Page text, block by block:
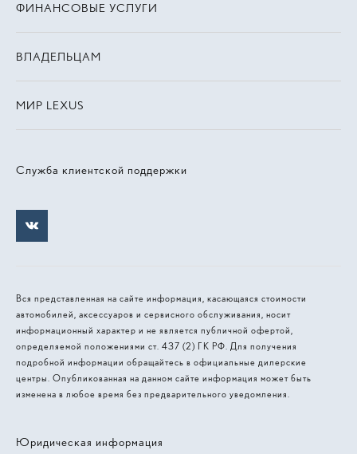
Служба клиентской поддержки
ФИНАНСОВЫЕ УСЛУГИ
ВЛАДЕЛЬЦАМ
МИР LEXUS
Вся представленная на сайте информация, касающаяся стоимости
автомобилей, аксессуаров и сервисного обслуживания, носит
информационный характер и не является публичной офертой,
определяемой положениями ст. 437 (2) ГК РФ. Для получения
подробной информации обращайтесь в официальные дилерские
центры. Опубликованная на данном сайте информация может быть
изменена в любое время без предварительного уведомления.
Юридическая информация